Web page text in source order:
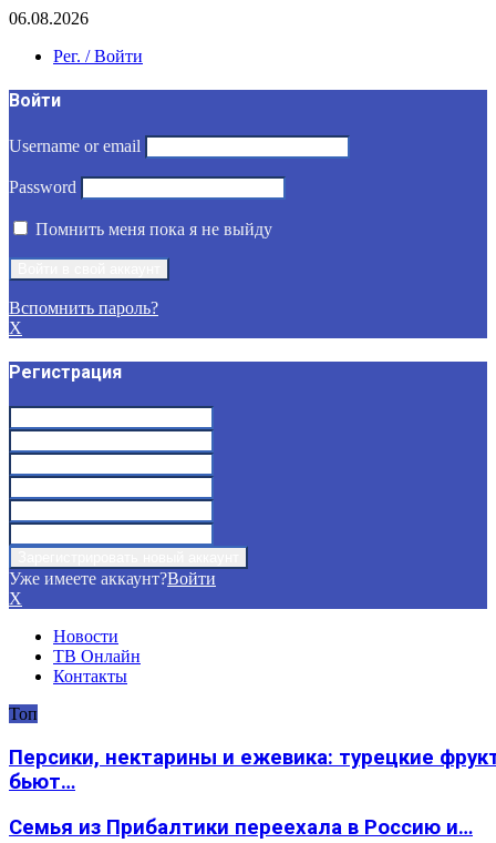
06.08.2026
Рег. / Войти
Войти
Username or email
Password
Помнить меня пока я не выйду
Вспомнить пароль?
X
Регистрация
Уже имеете аккаунт?Войти
X
Новости
ТВ Онлайн
Контакты
Топ
Персики, нектарины и ежевика: турецкие
бьют…
Семья из Прибалтики переехала в Россию и…